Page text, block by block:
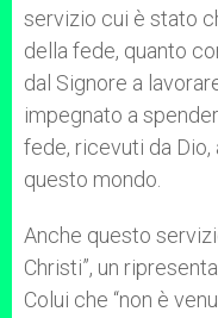
servizio cui è stato
della fede, quanto
dal Signore a
impegnato a
fede, ricevuti da Dio,
questo mondo.
Anche questo
Christi”, un
Colui che “non è